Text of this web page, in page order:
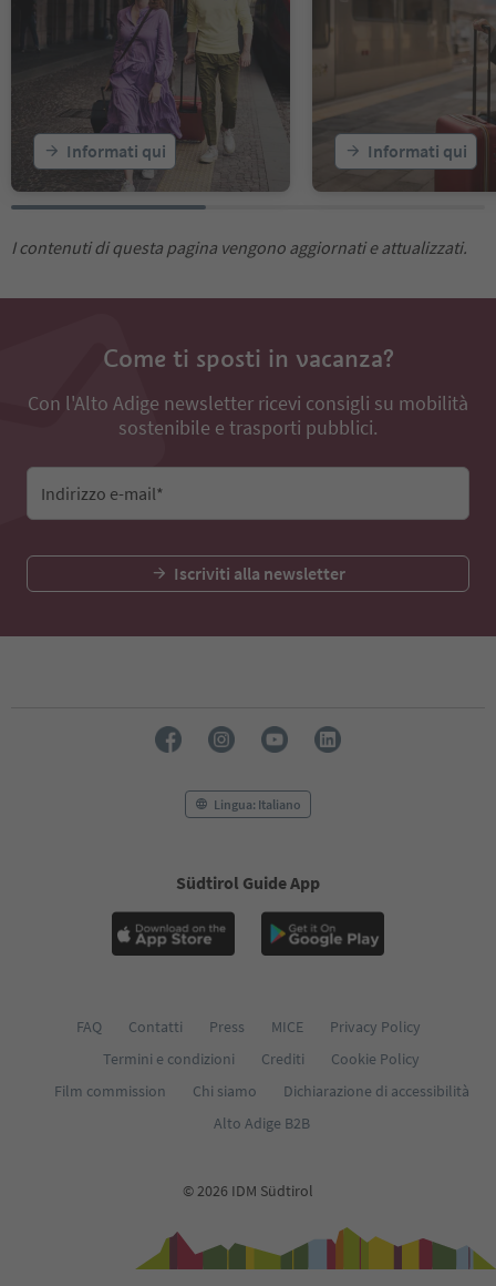
Informati qui Informati qui
I contenuti di questa pagina vengono aggiornati e attualizzati.
Come ti sposti in vacanza?
Con l'Alto Adige newsletter ricevi consigli su mobilità
sostenibile e trasporti pubblici.
Indirizzo e-mail*
Iscriviti alla newsletter
Lingua: Italiano
Südtirol Guide App
FAQ Contatti Press MICE
Privacy Policy
Termini e condizioni
Crediti
Cookie Policy
Film commission
Chi siamo
Dichiarazione di accessibilità
Alto Adige B2B
© 2026 IDM Südtirol